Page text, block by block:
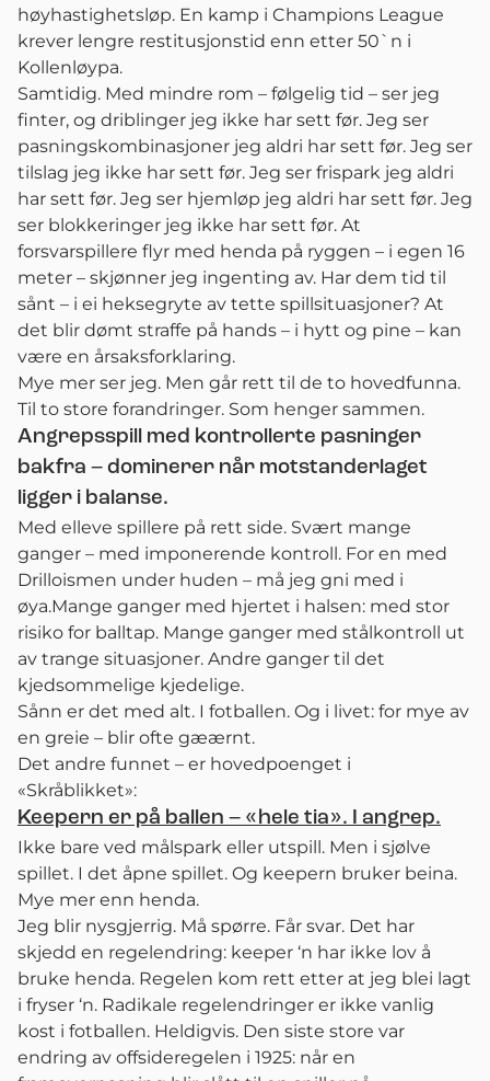
høyhastighetsløp. En kamp i Champions League
krever lengre restitusjonstid enn etter 50`n i
Kollenløypa.
Samtidig. Med mindre rom – følgelig tid – ser jeg
finter, og driblinger jeg ikke har sett før. Jeg ser
pasningskombinasjoner jeg aldri har sett før. Jeg ser
tilslag jeg ikke har sett før. Jeg ser frispark jeg aldri
har sett før. Jeg ser hjemløp jeg aldri har sett før. Jeg
ser blokkeringer jeg ikke har sett før. At
forsvarspillere flyr med henda på ryggen – i egen 16
meter – skjønner jeg ingenting av. Har dem tid til
sånt – i ei heksegryte av tette spillsituasjoner? At
det blir dømt straffe på hands – i hytt og pine – kan
være en årsaksforklaring.
Mye mer ser jeg. Men går rett til de to hovedfunna.
Til to store forandringer. Som henger sammen.
Angrepsspill med kontrollerte pasninger
bakfra – dominerer når motstanderlaget
ligger i balanse.
Med elleve spillere på rett side. Svært mange
ganger – med imponerende kontroll. For en med
Drilloismen under huden – må jeg gni med i
øya.Mange ganger med hjertet i halsen: med stor
risiko for balltap. Mange ganger med stålkontroll ut
av trange situasjoner. Andre ganger til det
kjedsommelige kjedelige.
Sånn er det med alt. I fotballen. Og i livet: for mye av
en greie – blir ofte gæærnt.
Det andre funnet – er hovedpoenget i
«Skråblikket»:
Keepern er på ballen – «hele tia». I angrep.
Ikke bare ved målspark eller utspill. Men i sjølve
spillet. I det åpne spillet. Og keepern bruker beina.
Mye mer enn henda.
Jeg blir nysgjerrig. Må spørre. Får svar. Det har
skjedd en regelendring: keeper ‘n har ikke lov å
bruke henda. Regelen kom rett etter at jeg blei lagt
i fryser ‘n. Radikale regelendringer er ikke vanlig
kost i fotballen. Heldigvis. Den siste store var
endring av offsideregelen i 1925: når en